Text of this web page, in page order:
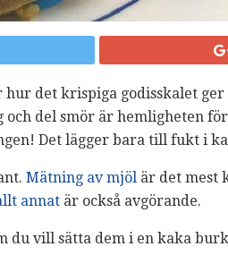
det krispiga godisskalet
och del smör är hemligheten
Det lägger bara till fukt i
Mätning av mjöl är det mest
annat är också avgörande.
du vill sätta dem i en kaka